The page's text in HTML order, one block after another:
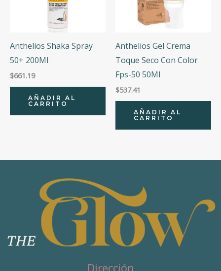
Anthelios Shaka Spray
50+ 200Ml
$661.19
AÑADIR AL
CARRITO
Anthelios Gel Crema
Toque Seco Con Color
Fps-50 50Ml
$537.41
AÑADIR AL
CARRITO
Dirección